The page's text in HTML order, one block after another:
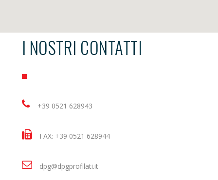
I NOSTRI CONTATTI
+39 0521 628943
FAX: +39 0521 628944
dpg@dpgprofilati.it